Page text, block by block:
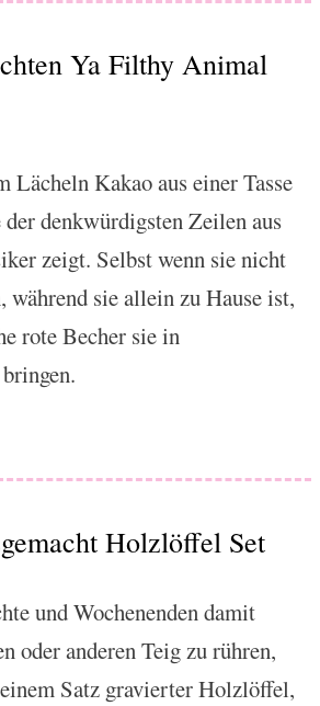
Ya Filthy Animal
Lächeln Kakao aus einer Tasse
denkwürdigsten Zeilen aus
zeigt. Selbst wenn sie nicht
während sie allein zu Hause ist,
rote Becher sie in
Holzlöffel Set
und Wochenenden damit
oder anderen Teig zu rühren,
Satz gravierter Holzlöffel,